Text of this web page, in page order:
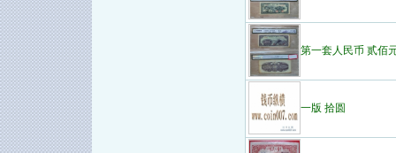
第一套人民币 贰佰
一版 拾圆